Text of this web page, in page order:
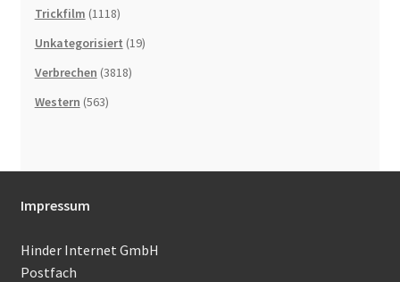
Trickfilm (1118)
Unkategorisiert (19)
Verbrechen (3818)
Western (563)
Impressum
Hinder Internet GmbH
Postfach